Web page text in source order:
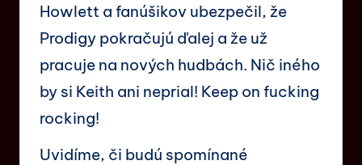
Howlett a fanúšikov ubezpečil, že
Prodigy pokračujú ďalej a že už
pracuje na nových hudbách. Nič iného
by si Keith ani neprial! Keep on fucking
rocking!
Uvidíme, či budú spomínané